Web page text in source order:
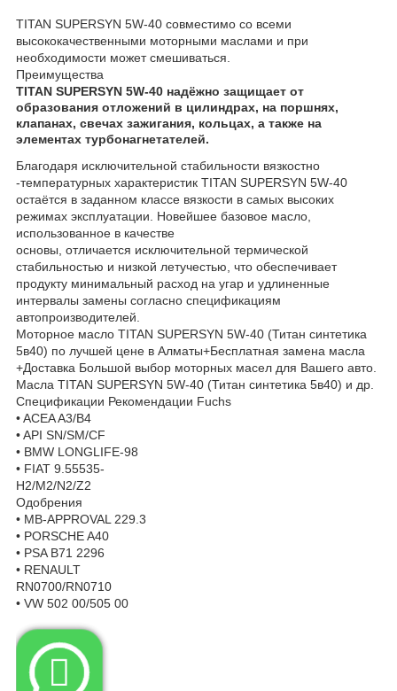
TITAN SUPERSYN 5W-40 совместимо со всеми
высококачественными моторными маслами и при
необходимости может смешиваться.
Преимущества
TITAN SUPERSYN 5W-40 надёжно защищает от
образования отложений в цилиндрах, на поршнях,
клапанах, свечах зажигания, кольцах, а также на
элементах турбонагнетателей.
Благодаря исключительной стабильности вязкостно
-температурных характеристик TITAN SUPERSYN 5W-40
остаётся в заданном классе вязкости в самых высоких
режимах эксплуатации. Новейшее базовое масло,
использованное в качестве
основы, отличается исключительной термической
стабильностью и низкой летучестью, что обеспечивает
продукту минимальный расход на угар и удлиненные
интервалы замены согласно спецификациям
автопроизводителей.
Моторное масло TITAN SUPERSYN 5W-40 (Титан синтетика
5в40) по лучшей цене в Алматы+Бесплатная замена масла
+Доставка Большой выбор моторных масел для Вашего авто.
Масла TITAN SUPERSYN 5W-40 (Титан синтетика 5в40) и др.
Спецификации Рекомендации Fuchs
• ACEA A3/B4
• API SN/SM/CF
• BMW LONGLIFE-98
• FIAT 9.55535-
H2/M2/N2/Z2
Одобрения
• MB-APPROVAL 229.3
• PORSCHE A40
• PSA B71 2296
• RENAULT
RN0700/RN0710
• VW 502 00/505 00
